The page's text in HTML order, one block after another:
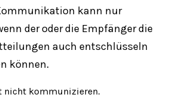
kann nur
der oder die Empfänger die
auch entschlüsseln
können.
nicht kommunizieren.